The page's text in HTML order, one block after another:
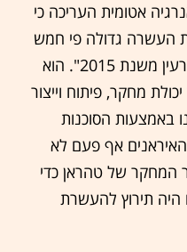
אטומית העריכה כי
העשרה גדולה פי חמש
מזו שהייתה להם תחת הסכם הגרעין משנת 2015". הוא
מחקר, פיתוח וייצור
באמצעות הסוכנות
אף פעם לא
המחקר של טהראן כדי
היה תירוץ להעשרת